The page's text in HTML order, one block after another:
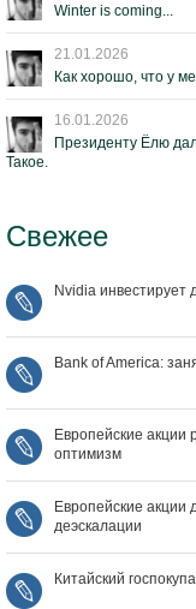
Winter is coming...
21.01.2026
Как хорошо, что у
16.01.2026
Президенту Ёлю
Такое.
Свежее
Nvidia инвестирует
Bank of America:
Европейские акции
оптимизм
Европейские акции
деэскалации
Китайский